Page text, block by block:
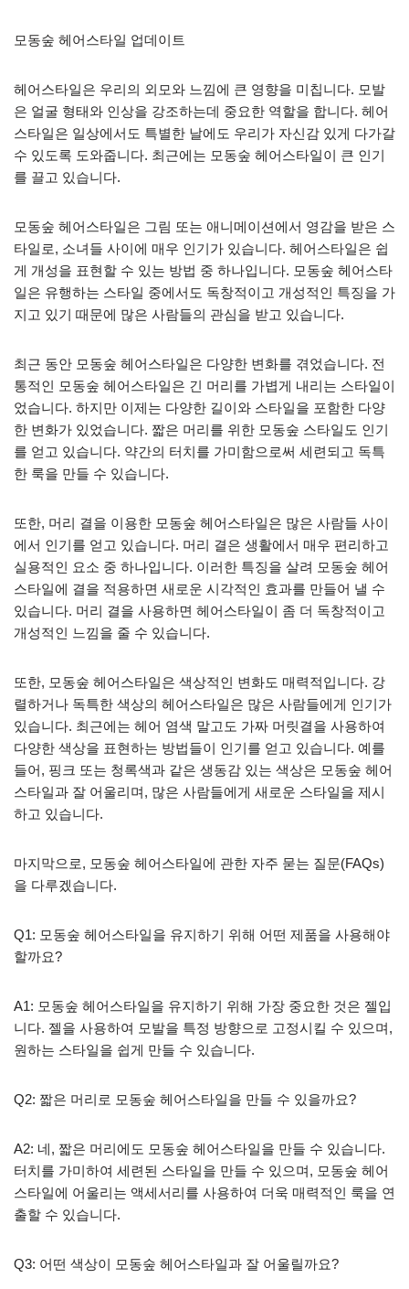
모동숲 헤어스타일 업데이트
헤어스타일은 우리의 외모와 느낌에 큰 영향을 미칩니다. 모발
은 얼굴 형태와 인상을 강조하는데 중요한 역할을 합니다. 헤어
스타일은 일상에서도 특별한 날에도 우리가 자신감 있게 다가갈
수 있도록 도와줍니다. 최근에는 모동숲 헤어스타일이 큰 인기
를 끌고 있습니다.
모동숲 헤어스타일은 그림 또는 애니메이션에서 영감을 받은 스
타일로, 소녀들 사이에 매우 인기가 있습니다. 헤어스타일은 쉽
게 개성을 표현할 수 있는 방법 중 하나입니다. 모동숲 헤어스타
일은 유행하는 스타일 중에서도 독창적이고 개성적인 특징을 가
지고 있기 때문에 많은 사람들의 관심을 받고 있습니다.
최근 동안 모동숲 헤어스타일은 다양한 변화를 겪었습니다. 전
통적인 모동숲 헤어스타일은 긴 머리를 가볍게 내리는 스타일이
었습니다. 하지만 이제는 다양한 길이와 스타일을 포함한 다양
한 변화가 있었습니다. 짧은 머리를 위한 모동숲 스타일도 인기
를 얻고 있습니다. 약간의 터치를 가미함으로써 세련되고 독특
한 룩을 만들 수 있습니다.
또한, 머리 결을 이용한 모동숲 헤어스타일은 많은 사람들 사이
에서 인기를 얻고 있습니다. 머리 결은 생활에서 매우 편리하고
실용적인 요소 중 하나입니다. 이러한 특징을 살려 모동숲 헤어
스타일에 결을 적용하면 새로운 시각적인 효과를 만들어 낼 수
있습니다. 머리 결을 사용하면 헤어스타일이 좀 더 독창적이고
개성적인 느낌을 줄 수 있습니다.
또한, 모동숲 헤어스타일은 색상적인 변화도 매력적입니다. 강
렬하거나 독특한 색상의 헤어스타일은 많은 사람들에게 인기가
있습니다. 최근에는 헤어 염색 말고도 가짜 머릿결을 사용하여
다양한 색상을 표현하는 방법들이 인기를 얻고 있습니다. 예를
들어, 핑크 또는 청록색과 같은 생동감 있는 색상은 모동숲 헤어
스타일과 잘 어울리며, 많은 사람들에게 새로운 스타일을 제시
하고 있습니다.
마지막으로, 모동숲 헤어스타일에 관한 자주 묻는 질문(FAQs)
을 다루겠습니다.
Q1: 모동숲 헤어스타일을 유지하기 위해 어떤 제품을 사용해야
할까요?
A1: 모동숲 헤어스타일을 유지하기 위해 가장 중요한 것은 젤입
니다. 젤을 사용하여 모발을 특정 방향으로 고정시킬 수 있으며,
원하는 스타일을 쉽게 만들 수 있습니다.
Q2: 짧은 머리로 모동숲 헤어스타일을 만들 수 있을까요?
A2: 네, 짧은 머리에도 모동숲 헤어스타일을 만들 수 있습니다.
터치를 가미하여 세련된 스타일을 만들 수 있으며, 모동숲 헤어
스타일에 어울리는 액세서리를 사용하여 더욱 매력적인 룩을 연
출할 수 있습니다.
Q3: 어떤 색상이 모동숲 헤어스타일과 잘 어울릴까요?